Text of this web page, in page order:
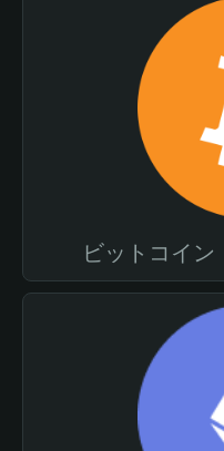
ビットコイン